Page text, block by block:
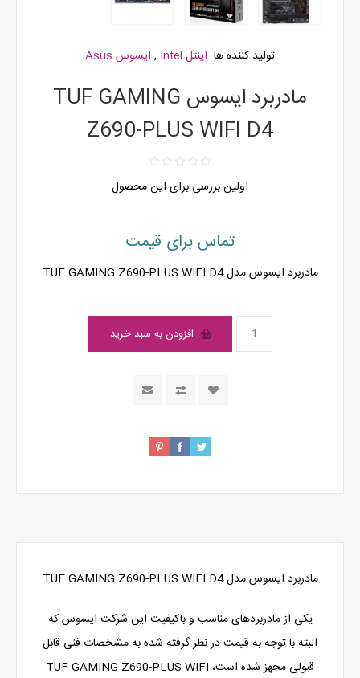
تولید کننده ها: اینتل Intel , ایسوس Asus
مادربرد ایسوس TUF GAMING
Z690-PLUS WIFI D4
اولین بررسی برای این محصول
تماس برای قیمت
مادربرد ایسوس مدل TUF GAMING Z690-PLUS WIFI D4
افزودن به سبد خرید
مادربرد ایسوس مدل TUF GAMING Z690-PLUS WIFI D4
یکی از مادربردهای مناسب و با‌کیفیت این شرکت ایسوس که
البته با توجه به قیمت در نظر گرفته شده به مشخصات فنی قابل
قبولی مجهز شده است، TUF GAMING Z690-PLUS WIFI